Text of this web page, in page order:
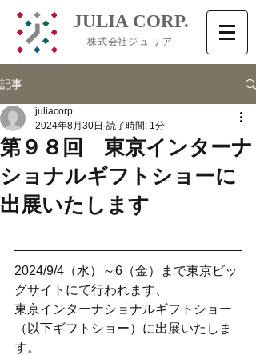
​JULIA CORP.
株式会社 ジュリア
記事
第９８回 東京インターナ
ショナルギフトショーに
出展いたします
juliacorp
2024年8月30日 読了時間: 1分
2024/9/4（水）～6（金）まで東京ビッ
グサイトにて行われます、
東京インターナショナルギフトショー
（以下ギフトショー）に出展いたしま
す。